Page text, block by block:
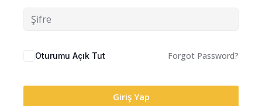
Oturumu Açık Tut Forgot Password?
Giriş Yap